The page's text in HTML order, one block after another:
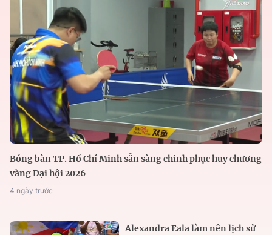
Bóng bàn TP. Hồ Chí Minh sẵn sàng chinh phục huy chương
vàng Đại hội 2026
4 ngày trước
Alexandra Eala làm nên lịch sử